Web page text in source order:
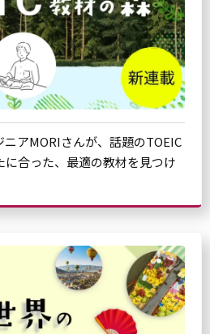
アMORIさんが、話題のTOEIC
合った、最適の教材を見つけ